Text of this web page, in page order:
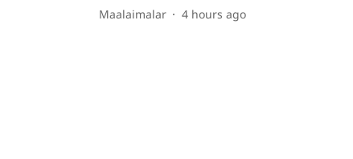
Maalaimalar 4 hours ago